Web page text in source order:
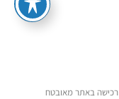
רכישה באתר מאובטח